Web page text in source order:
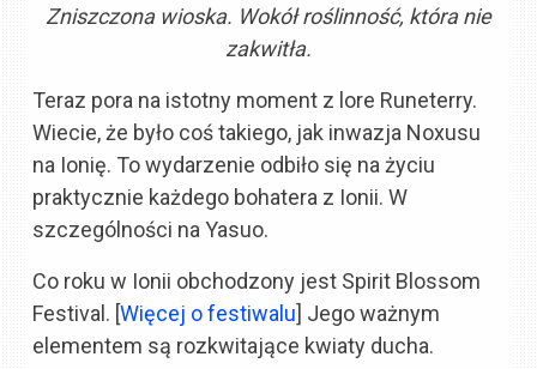
Zniszczona wioska. Wokół roślinność, która nie
zakwitła.
Teraz pora na istotny moment z lore Runeterry.
Wiecie, że było coś takiego, jak inwazja Noxusu
na Ionię. To wydarzenie odbiło się na życiu
praktycznie każdego bohatera z Ionii. W
szczególności na Yasuo.
Co roku w Ionii obchodzony jest Spirit Blossom
Festival. [Więcej o festiwalu] Jego ważnym
elementem są rozkwitające kwiaty ducha.